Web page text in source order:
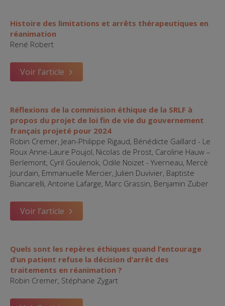
Histoire des limitations et arrêts thérapeutiques en
réanimation
René Robert
Voir l’article
Réflexions de la commission éthique de la SRLF à
propos du projet de loi fin de vie du gouvernement
français projeté pour 2024
Robin Cremer, Jean-Philippe Rigaud, Bénédicte Gaillard - Le
Roux Anne-Laure Poujol, Nicolas de Prost, Caroline Hauw –
Berlemont, Cyril Goulenok, Odile Noizet - Yverneau, Mercè
Jourdain, Emmanuelle Mercier, Julien Duvivier, Baptiste
Biancarelli, Antoine Lafarge, Marc Grassin, Benjamin Zuber
Voir l’article
Quels sont les repères éthiques quand l’entourage
d’un patient refuse la décision d’arrêt des
traitements en réanimation ?
Robin Cremer, Stéphane Zygart